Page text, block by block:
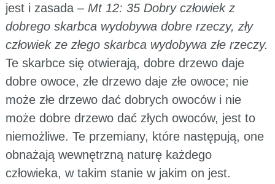
jest i zasada – Mt 12: 35 Dobry człowiek z
dobrego skarbca wydobywa dobre rzeczy, zły
człowiek ze złego skarbca wydobywa złe rzeczy.
Te skarbce się otwierają, dobre drzewo daje
dobre owoce, złe drzewo daje złe owoce; nie
może złe drzewo dać dobrych owoców i nie
może dobre drzewo dać złych owoców, jest to
niemożliwe. Te przemiany, które następują, one
obnażają wewnętrzną naturę każdego
człowieka, w takim stanie w jakim on jest.